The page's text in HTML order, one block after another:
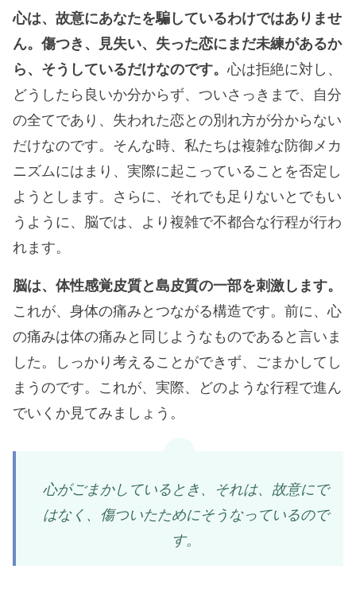
心は、故意にあなたを騙しているわけではありませ
ん。傷つき、見失い、失った恋にまだ未練があるか
ら、そうしているだけなのです。心は拒絶に対し、
どうしたら良いか分からず、ついさっきまで、自分
の全てであり、失われた恋との別れ方が分からない
だけなのです。そんな時、私たちは複雑な防御メカ
ニズムにはまり、実際に起こっていることを否定し
ようとします。さらに、それでも足りないとでもい
うように、脳では、より複雑で不都合な行程が行わ
れます。
脳は、体性感覚皮質と島皮質の一部を刺激します。
これが、身体の痛みとつながる構造です。前に、心
の痛みは体の痛みと同じようなものであると言いま
した。しっかり考えることができず、ごまかしてし
まうのです。これが、実際、どのような行程で進ん
でいくか見てみましょう。
心がごまかしているとき、それは、故意にで
はなく、傷ついたためにそうなっているので
す。